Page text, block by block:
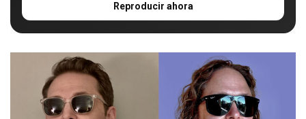
Reproducir ahora